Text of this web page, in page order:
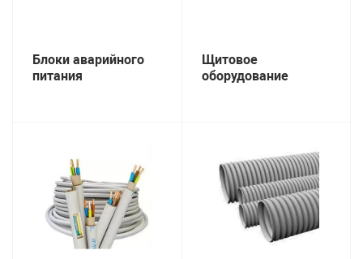
Блоки аварийного
питания
Щитовое
оборудование